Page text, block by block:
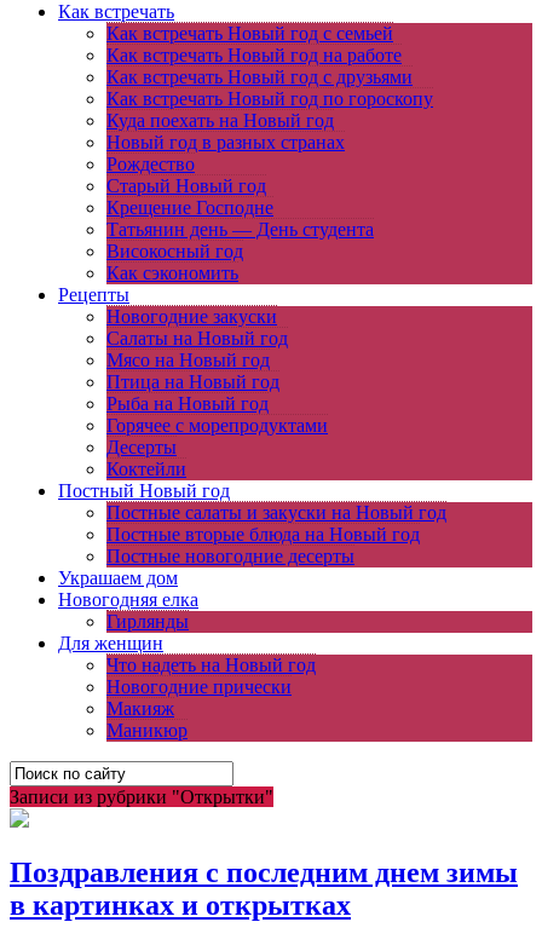
Как встречать
Как встречать Новый год с семьей
Как встречать Новый год на работе
Как встречать Новый год с друзьями
Как встречать Новый год по гороскопу
Куда поехать на Новый год
Новый год в разных странах
Рождество
Старый Новый год
Крещение Господне
Татьянин день — День студента
Високосный год
Как сэкономить
Рецепты
Новогодние закуски
Салаты на Новый год
Мясо на Новый год
Птица на Новый год
Рыба на Новый год
Горячее с морепродуктами
Десерты
Коктейли
Постный Новый год
Постные салаты и закуски на Новый год
Постные вторые блюда на Новый год
Постные новогодние десерты
Украшаем дом
Новогодняя елка
Гирлянды
Для женщин
Что надеть на Новый год
Новогодние прически
Макияж
Маникюр
Записи из рубрики "Открытки"
Поздравления с последним днем зимы
в картинках и открытках